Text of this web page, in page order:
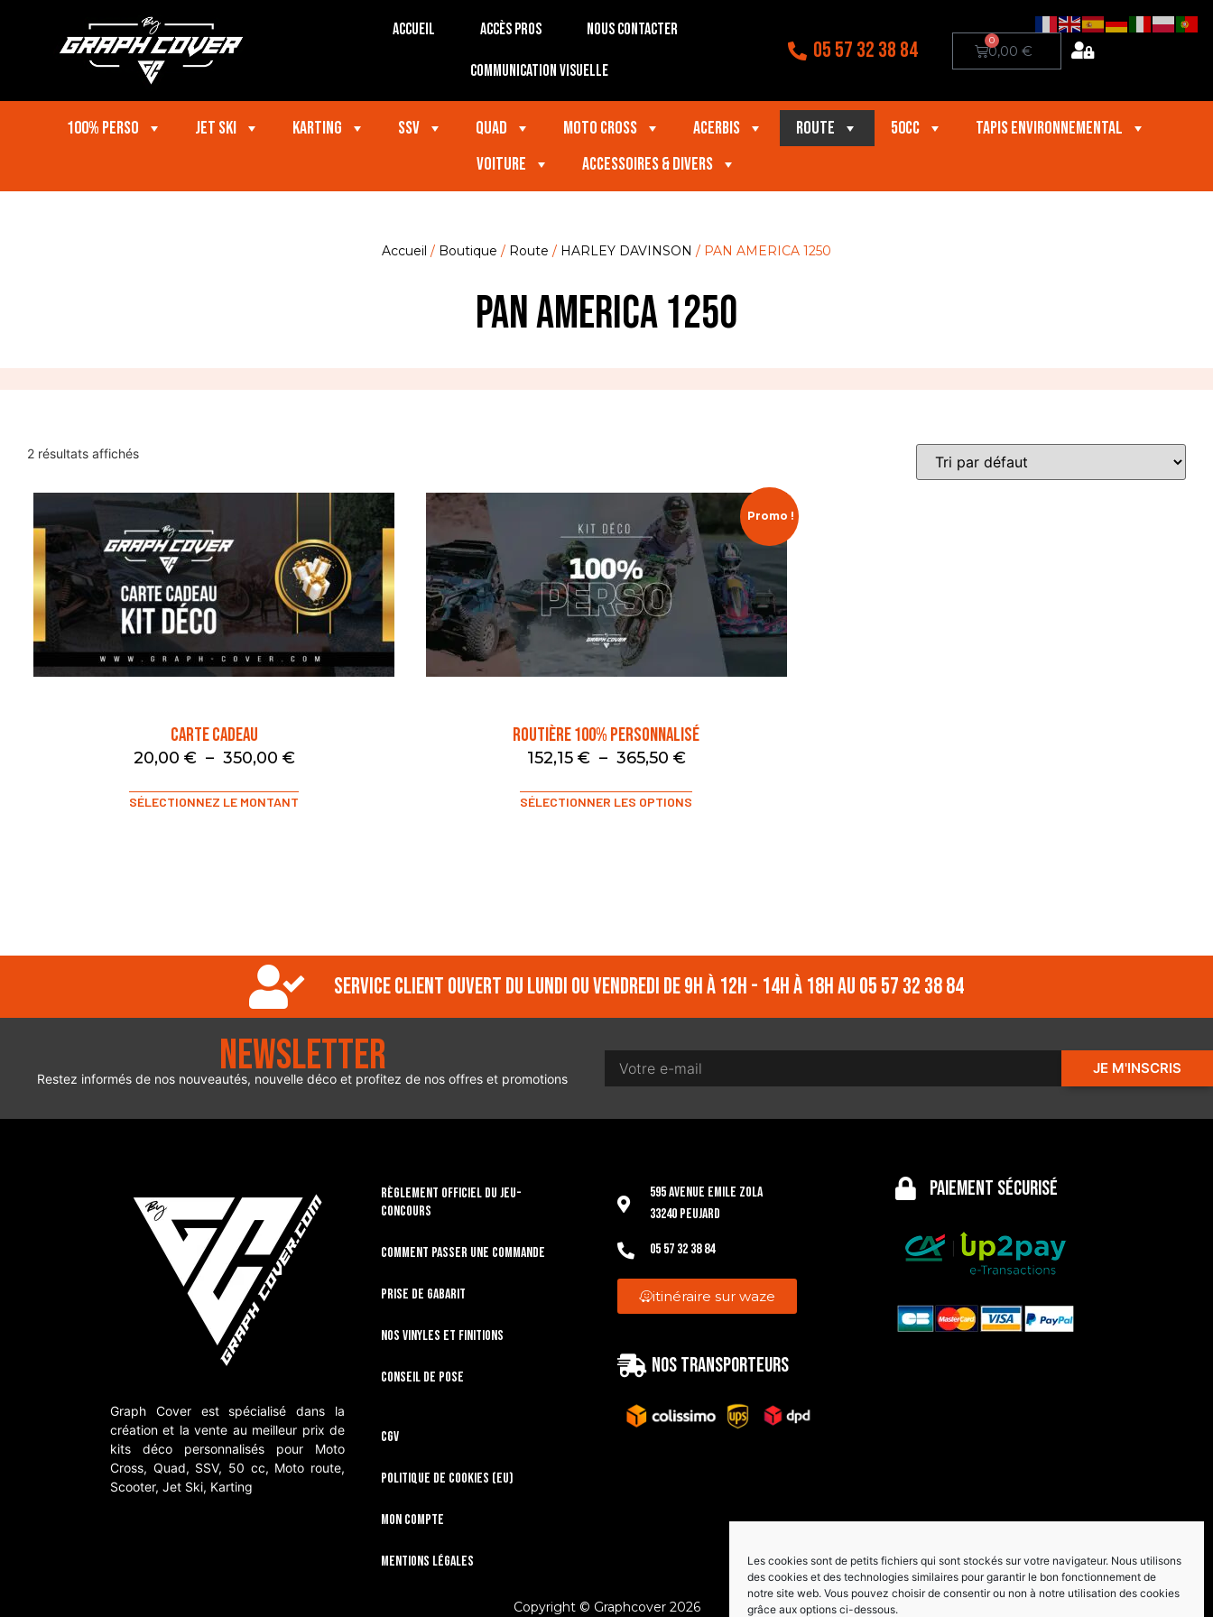
Les cookies sont de petits fichiers qui sont stockés sur votre navigateur. Nous utilisons
des cookies et des technologies similaires pour garantir le bon fonctionnement de
notre site web. Vous pouvez choisir de consentir ou non à notre utilisation des cookies
grâce aux options ci-dessous.
Accueil Accès Pros Nous contacter
Communication visuelle
05 57 32 38 84 0,00 €
0
100% perso Jet ski Karting SSV Quad Moto Cross Acerbis Route 50cc
Tapis Environnemental
VOITURE
Accessoires & divers
Accueil / Boutique / Route / HARLEY DAVINSON / PAN AMERICA 1250
PAN AMERICA 1250
2 résultats affichés
Carte Cadeau
20,00 € – 350,00 €
SÉLECTIONNEZ LE MONTANT
Promo !
Routière 100% Personnalisé
152,15 € – 365,50 €
SÉLECTIONNER LES OPTIONS
Service client ouvert du lundi ou vendredi de 9h à 12h - 14h à 18h au 05 57 32 38 84
Newsletter
Restez informés de nos nouveautés, nouvelle déco et profitez de nos offres et promotions
JE M'INSCRIS
Graph Cover est spécialisé dans la
création et la vente au meilleur prix de
kits déco personnalisés pour Moto
Cross, Quad, SSV, 50 cc, Moto route,
Scooter, Jet Ski, Karting
RÈGLEMENT OFFICIEL DU JEU-
CONCOURS
Comment passer une commande
Prise de gabarit
Nos vinyles et finitions
Conseil de pose
CGV
Politique de cookies (EU)
Mon compte
Mentions légales
595 Avenue Emile Zola
33240 Peujard
05 57 32 38 84
itinéraire sur waze
Nos transporteurs
Paiement sécurisé
Copyright © Graphcover 2026